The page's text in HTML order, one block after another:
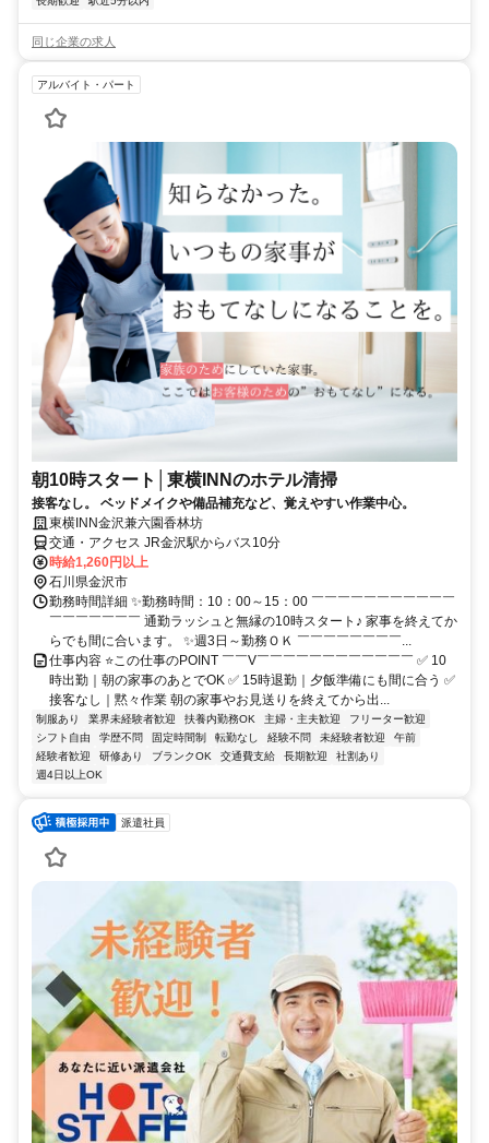
同じ企業の求人
アルバイト・パート
朝10時スタート│東横INNのホテル清掃
接客なし。 ベッドメイクや備品補充など、覚えやすい作業中心。
東横INN金沢兼六園香林坊
交通・アクセス JR金沢駅からバス10分
時給1,260円以上
石川県金沢市
勤務時間詳細 ✨勤務時間：10：00～15：00 ￣￣￣￣￣￣￣￣￣￣￣
￣￣￣￣￣￣￣ 通勤ラッシュと無縁の10時スタート♪ 家事を終えてか
らでも間に合います。 ✨週3日～勤務ＯＫ ￣￣￣￣￣￣￣￣...
仕事内容 ⭐この仕事のPOINT ￣￣V￣￣￣￣￣￣￣￣￣￣￣￣ ✅ 10
時出勤｜朝の家事のあとでOK ✅ 15時退勤｜夕飯準備にも間に合う ✅
接客なし｜黙々作業 朝の家事やお見送りを終えてから出...
制服あり 業界未経験者歓迎 扶養内勤務OK 主婦・主夫歓迎
フリーター歓迎
シフト自由
学歴不問 固定時間制 転勤なし 経験不問 未経験者歓迎
午前
経験者歓迎
研修あり ブランクOK 交通費支給 長期歓迎
社割あり
週4日以上OK
派遣社員